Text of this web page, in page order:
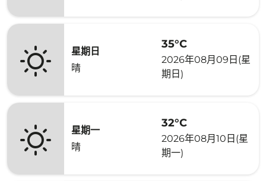
星期日
晴
35°C
2026年08月09日(星
期日)
星期一
晴
32°C
2026年08月10日(星
期一)